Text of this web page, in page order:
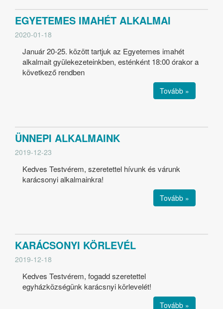
EGYETEMES IMAHÉT ALKALMAI
2020-01-18
Január 20-25. között tartjuk az Egyetemes imahét
alkalmait gyülekezeteinkben, esténként 18:00 órakor a
következő rendben
Tovább »
ÜNNEPI ALKALMAINK
2019-12-23
Kedves Testvérem, szeretettel hívunk és várunk
karácsonyi alkalmainkra!
Tovább »
KARÁCSONYI KÖRLEVÉL
2019-12-18
Kedves Testvérem, fogadd szeretettel
egyházközségünk karácsnyi körlevelét!
Tovább »